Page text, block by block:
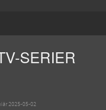
SERIER
2025-05-02